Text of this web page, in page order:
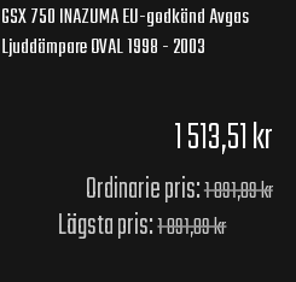
GSX 750 INAZUMA EU-godkänd Avgas
Ljuddämpare OVAL 1998 - 2003
1 513,51 kr
Ordinarie pris:1 891,89 kr
Lägsta pris:1 891,89 kr